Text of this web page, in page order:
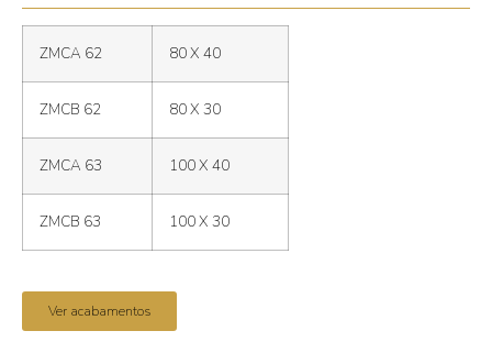
ZMCA 62 80 X 40
ZMCB 62 80 X 30
ZMCA 63 100 X 40
ZMCB 63 100 X 30
Ver acabamentos